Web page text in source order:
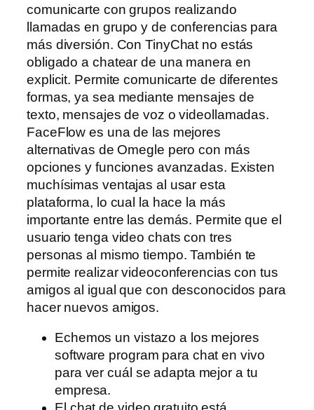
comunicarte con grupos realizando
llamadas en grupo y de conferencias para
más diversión. Con TinyChat no estás
obligado a chatear de una manera en
explicit. Permite comunicarte de diferentes
formas, ya sea mediante mensajes de
texto, mensajes de voz o videollamadas.
FaceFlow es una de las mejores
alternativas de Omegle pero con más
opciones y funciones avanzadas. Existen
muchísimas ventajas al usar esta
plataforma, lo cual la hace la más
importante entre las demás. Permite que el
usuario tenga video chats con tres
personas al mismo tiempo. También te
permite realizar videoconferencias con tus
amigos al igual que con desconocidos para
hacer nuevos amigos.
Echemos un vistazo a los mejores
software program para chat en vivo
para ver cuál se adapta mejor a tu
empresa.